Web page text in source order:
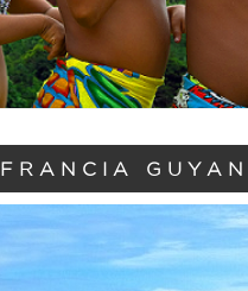
FRANCIA